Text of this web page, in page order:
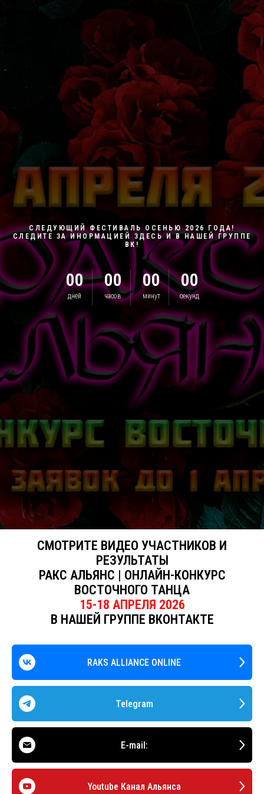
СЛЕДУЮЩИЙ ФЕСТИВАЛЬ ОСЕНЬЮ 2026 ГОДА!
СЛЕДИТЕ ЗА ИНОРМАЦИЕЙ ЗДЕСЬ И В НАШЕЙ ГРУППЕ
ВК!
00
дней
00
часов
00
минут
00
секунд
СМОТРИТЕ ВИДЕО УЧАСТНИКОВ И
РЕЗУЛЬТАТЫ
РАКС АЛЬЯНС | ОНЛАЙН-КОНКУРС
ВОСТОЧНОГО ТАНЦА
15-18 АПРЕЛЯ 2026
В НАШЕЙ ГРУППЕ ВКОНТАКТЕ
RAKS ALLIANCE ONLINE
Telegram
E-mail:
Youtube Канал Aльянса